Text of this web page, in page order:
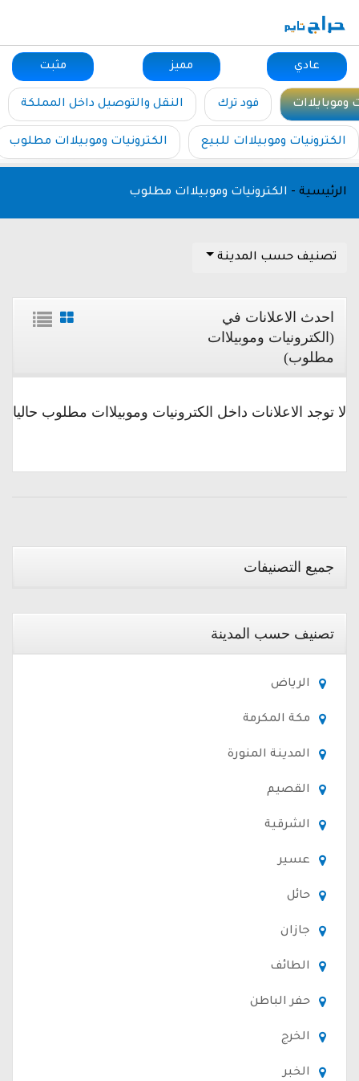
عادي مميز مثبت
وموبايلاات فود ترك النقل والتوصيل داخل المملكة
الكترونيات وموبيلاات للبيع الكترونيات وموبيلاات مطلوب
الرئيسية - الكترونيات وموبيلاات مطلوب
تصنيف حسب المدينة
احدث الاعلانات في
(الكترونيات وموبيلاات
مطلوب)
لا توجد الاعلانات داخل الكترونيات وموبيلاات مطلوب حاليا
جميع التصنيفات
تصنيف حسب المدينة
الرياض
مكة المكرمة
المدينة المنورة
القصيم
الشرقية
عسير
حائل
جازان
الطائف
حفر الباطن
الخرج
الخبر